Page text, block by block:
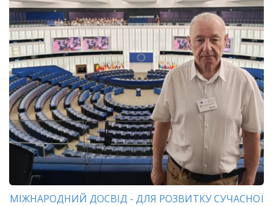
МІЖНАРОДНИЙ ДОСВІД - ДЛЯ РОЗВИТКУ СУЧАСНОЇ